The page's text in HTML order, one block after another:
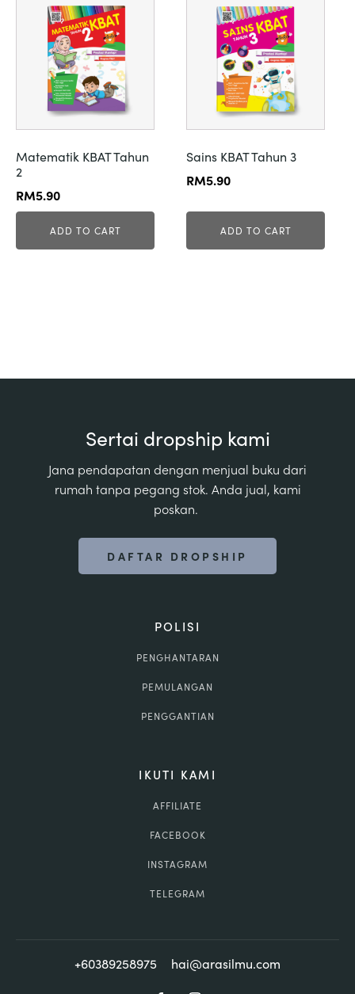
Matematik KBAT Tahun
2
RM5.90
ADD TO CART
Sains KBAT Tahun 3
RM5.90
ADD TO CART
Sertai dropship kami
Jana pendapatan dengan menjual buku dari
rumah tanpa pegang stok. Anda jual, kami
poskan.
DAFTAR DROPSHIP
POLISI
PENGHANTARAN
PEMULANGAN
PENGGANTIAN
IKUTI KAMI
AFFILIATE
FACEBOOK
INSTAGRAM
TELEGRAM
+60389258975 hai@arasilmu.com